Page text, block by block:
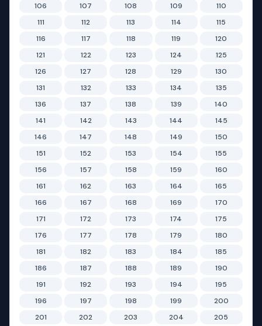
106 107 108 109
110
111
112 113 114
115
116
117 118 119
120
121
122 123 124
125
126
127 128 129
130
131
132 133 134
135
136
137 138 139
140
141
142 143 144
145
146
147 148 149
150
151
152 153 154
155
156
157 158 159
160
161
162 163 164
165
166
167 168 169
170
171
172 173 174
175
176
177 178 179
180
181
182 183 184
185
186
187 188 189
190
191
192 193 194
195
196
197 198 199
200
201
202 203 204
205